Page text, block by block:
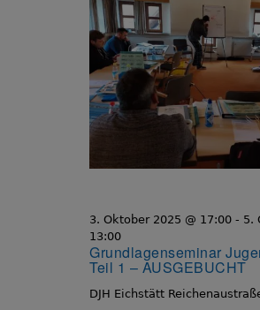
Grundlagenseminar
Teil 1 – AUSGEBUCHT
3. Oktober 2025 @ 17:00 - 5.
13:00
DJH Eichstätt